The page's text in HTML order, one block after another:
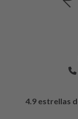
4.9 estrellas